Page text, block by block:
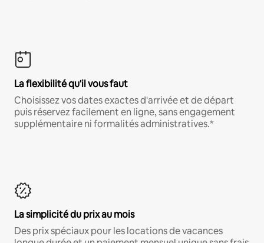
La flexibilité qu'il vous faut
Choisissez vos dates exactes d'arrivée et de départ
puis réservez facilement en ligne, sans engagement
supplémentaire ni formalités administratives.*
La simplicité du prix au mois
Des prix spéciaux pour les locations de vacances